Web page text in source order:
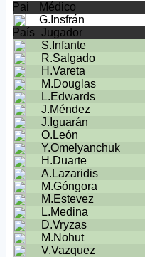
Pai Médico
G.Insfrán
País
Jugador
S.Infante
R.Salgado
H.Vareta
M.Douglas
L.Edwards
J.Méndez
J.Iguarán
O.León
Y.Omelyanchuk
H.Duarte
A.Lazaridis
M.Góngora
M.Estevez
L.Medina
D.Vryzas
M.Nohut
V.Vazquez